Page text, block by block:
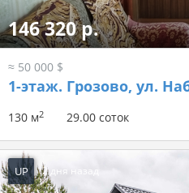
146 320 р.
≈ 50 000 $
1-этаж. Грозово, ул.
130 м2 29.00 соток
UP 2 дня назад